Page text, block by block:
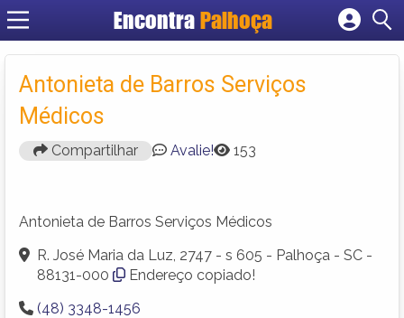
EncontraPalhoça
Cadastrar empresa
Criar conta
Antonieta de Barros Serviços
Médicos
Compartilhar Avalie! 153
Antonieta de Barros Serviços Médicos
R. José Maria da Luz, 2747 - s 605 - Palhoça - SC -
88131-000
Endereço copiado!
(48) 3348-1456